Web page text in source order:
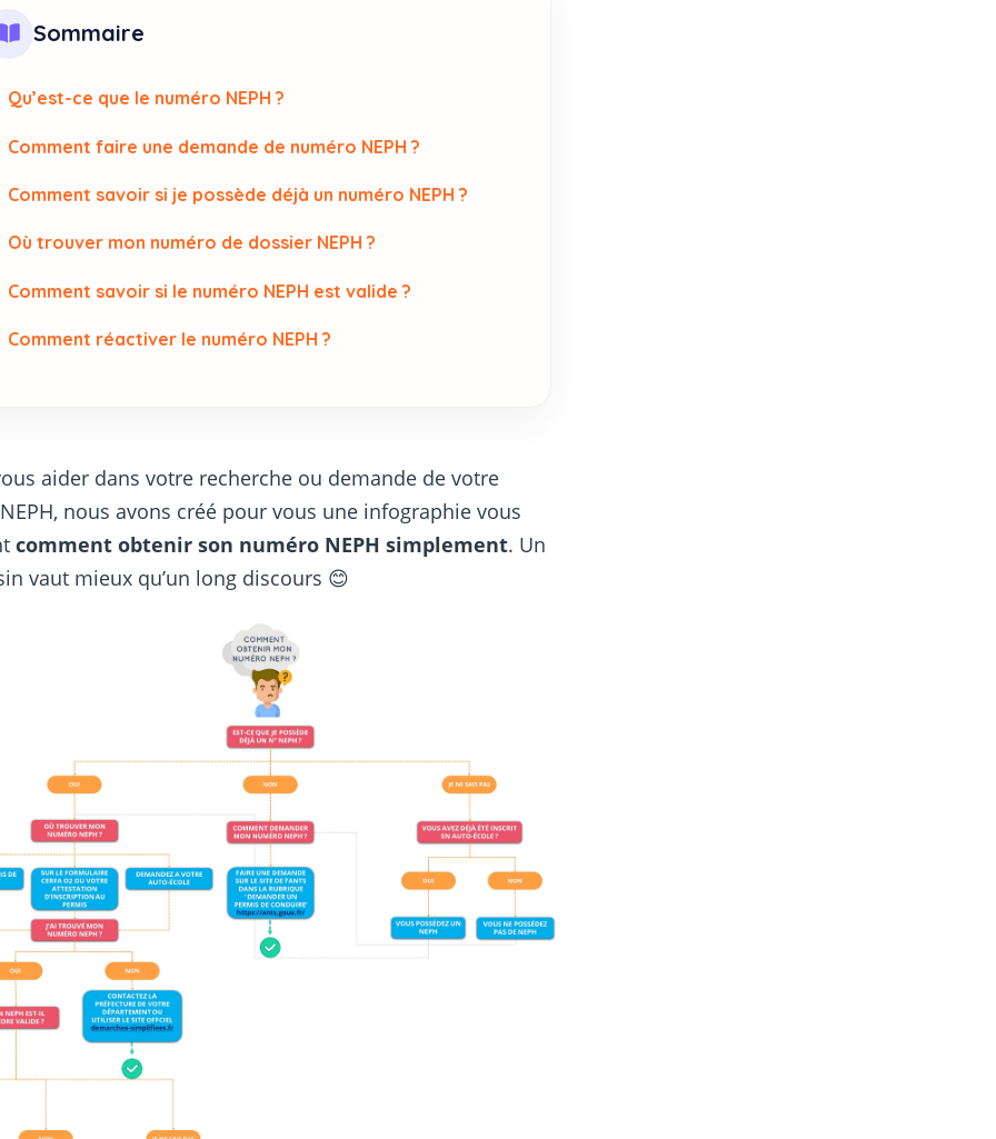
Sommaire
Qu’est-ce que le numéro NEPH ?
Comment faire une demande de numéro NEPH ?
Comment savoir si je possède déjà un numéro NEPH ?
Où trouver mon numéro de dossier NEPH ?
Comment savoir si le numéro NEPH est valide ?
Comment réactiver le numéro NEPH ?
aider dans votre recherche ou demande de votre
nous avons créé pour vous une infographie vous
comment obtenir son numéro NEPH simplement. Un
vaut mieux qu’un long discours 😊